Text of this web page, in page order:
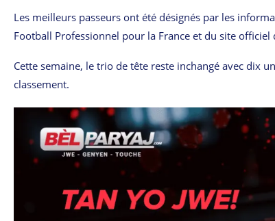
Les meilleurs passeurs ont été désignés par les
Football Professionnel pour la France et du site officiel
Cette semaine, le trio de tête reste inchangé avec dix
classement.